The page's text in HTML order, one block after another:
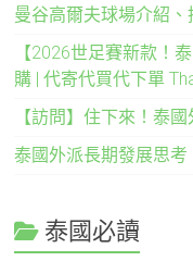
曼谷高爾夫球場介紹
【2026世足賽新款！
購 | 代寄代買代下單
【訪問】住下來！泰
泰國外派長期發展思考
泰國必讀